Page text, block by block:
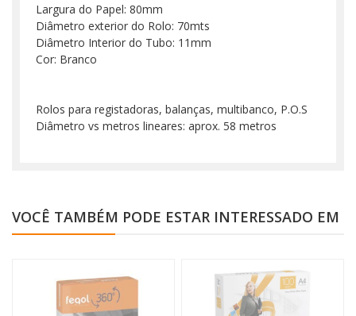
Largura do Papel: 80mm
Diâmetro exterior do Rolo: 70mts
Diâmetro Interior do Tubo: 11mm
Cor: Branco
Rolos para registadoras, balanças, multibanco, P.O.S
Diâmetro vs metros lineares: aprox. 58 metros
VOCÊ TAMBÉM PODE ESTAR INTERESSADO EM